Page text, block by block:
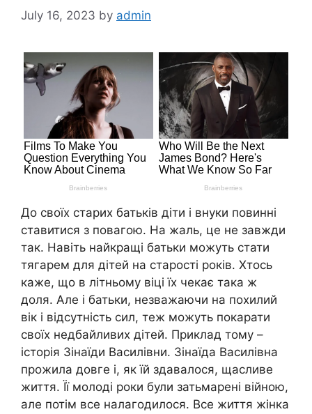
July 16, 2023 by admin
До своїх старих батьків діти і внуки повинні
ставитися з повагою. На жаль, це не завжди
так. Навіть найкращі батьки можуть стати
тягарем для дітей на старості років. Хтось
каже, що в літньому віці їх чекає така ж
доля. Але і батьки, незважаючи на похилий
вік і відсутність сил, теж можуть покарати
своїх недбайливих дітей. Приклад тому –
історія Зінаїди Василівни. Зінаїда Василівна
прожила довге і, як їй здавалося, щасливе
життя. Її молоді роки були затьмарені війною,
але потім все налагодилося. Все життя жінка